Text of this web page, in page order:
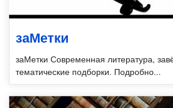
заМетки
заМетки Современная литература,
тематические подборки. Подробно...